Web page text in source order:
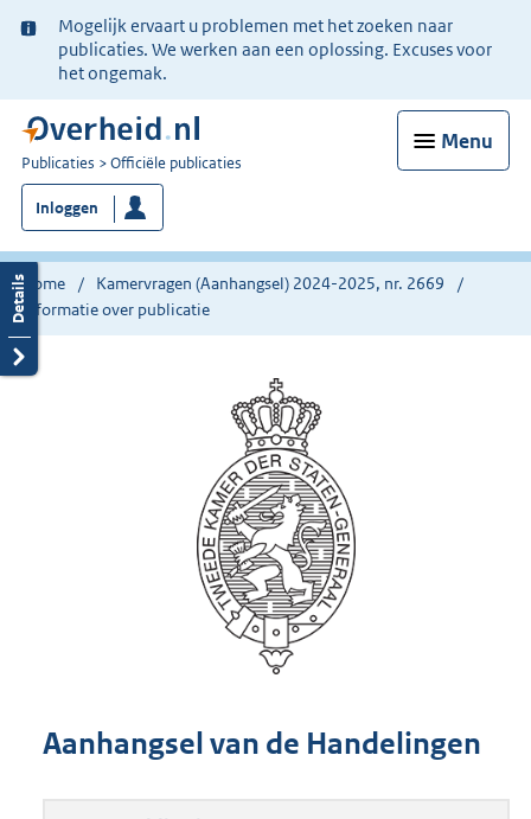
Ter
informatie:
Mogelijk ervaart u problemen met het zoeken naar
publicaties. We werken aan een oplossing. Excuses voor
het ongemak.
Menu
U
bent
nu
hier:
Publicaties Officiële publicaties
Inloggen
Home
Kamervragen (Aanhangsel) 2024-2025, nr. 2669
Informatie over publicatie
Aanhangsel van de Handelingen